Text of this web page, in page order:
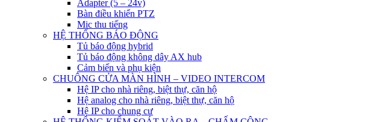
Adapter (5 – 24v)
Bàn điều khiển PTZ
Mic thu tiếng
HỆ THỐNG BÁO ĐỘNG
Tủ báo động hybrid
Tủ báo động không dây AX hub
Cảm biến và phụ kiện
CHUÔNG CỬA MÀN HÌNH – VIDEO INTERCOM
Hệ IP cho nhà riêng, biệt thự, căn hộ
Hệ analog cho nhà riêng, biệt thự, căn hộ
Hệ IP cho chung cư